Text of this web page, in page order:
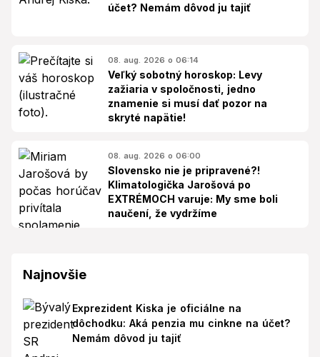
účet? Nemám dôvod ju tajiť
08. aug. 2026 o 06:14
Veľký sobotný horoskop: Levy
zažiaria v spoločnosti, jedno
znamenie si musí dať pozor na
skryté napätie!
08. aug. 2026 o 06:00
Slovensko nie je pripravené?!
Klimatologička Jarošová po
EXTRÉMOCH varuje: My sme boli
naučení, že vydržíme
Najnovšie
Exprezident Kiska je oficiálne na
dôchodku: Aká penzia mu cinkne na účet?
Nemám dôvod ju tajiť